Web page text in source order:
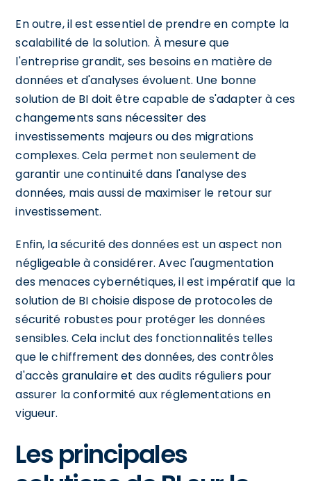
En outre, il est essentiel de prendre en compte la
scalabilité de la solution. À mesure que
l'entreprise grandit, ses besoins en matière de
données et d'analyses évoluent. Une bonne
solution de BI doit être capable de s'adapter à ces
changements sans nécessiter des
investissements majeurs ou des migrations
complexes. Cela permet non seulement de
garantir une continuité dans l'analyse des
données, mais aussi de maximiser le retour sur
investissement.
Enfin, la sécurité des données est un aspect non
négligeable à considérer. Avec l'augmentation
des menaces cybernétiques, il est impératif que la
solution de BI choisie dispose de protocoles de
sécurité robustes pour protéger les données
sensibles. Cela inclut des fonctionnalités telles
que le chiffrement des données, des contrôles
d'accès granulaire et des audits réguliers pour
assurer la conformité aux réglementations en
vigueur.
Les principales